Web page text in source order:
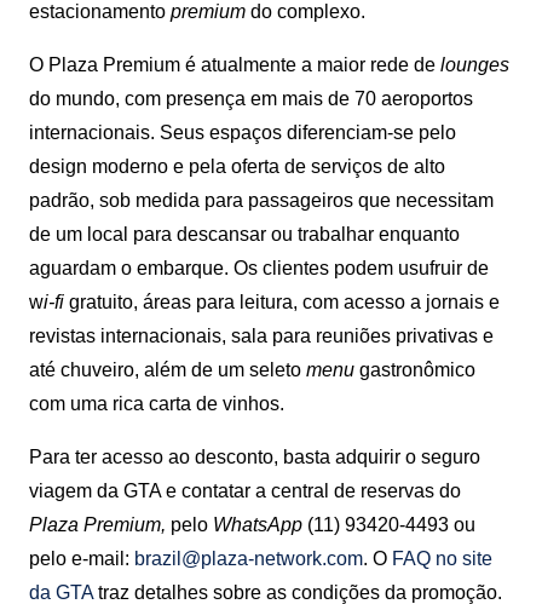
estacionamento premium do complexo.
O Plaza Premium é atualmente a maior rede de lounges
do mundo, com presença em mais de 70 aeroportos
internacionais. Seus espaços diferenciam-se pelo
design moderno e pela oferta de serviços de alto
padrão, sob medida para passageiros que necessitam
de um local para descansar ou trabalhar enquanto
aguardam o embarque. Os clientes podem usufruir de
wi-fi gratuito, áreas para leitura, com acesso a jornais e
revistas internacionais, sala para reuniões privativas e
até chuveiro, além de um seleto menu gastronômico
com uma rica carta de vinhos.
Para ter acesso ao desconto, basta adquirir o seguro
viagem da GTA e contatar a central de reservas do
Plaza Premium, pelo WhatsApp (11) 93420-4493 ou
pelo e-mail: brazil@plaza-network.com. O FAQ no site
da GTAtraz detalhes sobre as condições da promoção.